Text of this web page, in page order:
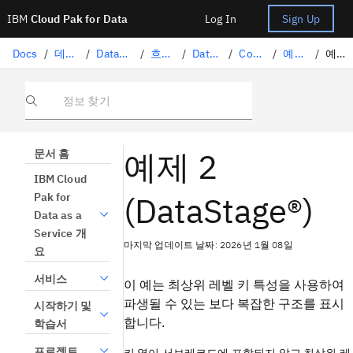
IBM Cloud Pak for Data Log In Sign Up
Docs / 데이터 준비 / DataStage로 데이터 변환 / 흐름 설계 / DataStage 스테이지 / Combine Records / 예시 (DataStage) / 예제 2(DataStage)
정보 찾기
문서 홈
IBM Cloud
Pak for
Data as a
Service 개
요
서비스
시작하기 및
학습서
예제 2
(DataStage®)
마지막 업데이트 날짜: 2026년 1월 08일
이 예는 최상위 레벨 키 특성을 사용하여
파생될 수 있는 보다 복잡한 구조를 표시
합니다.